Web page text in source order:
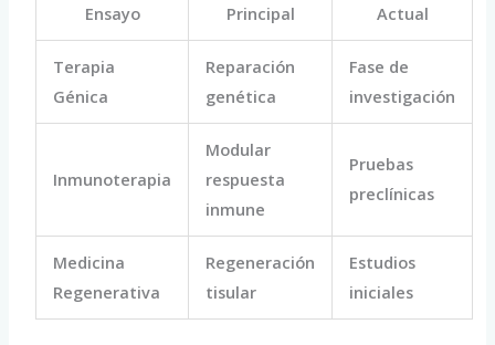
Ensayo
Principal
Actual
Terapia
Génica
Reparación
genética
Fase de
investigación
Inmunoterapia
Modular
respuesta
inmune
Pruebas
preclínicas
Medicina
Regenerativa
Regeneración
tisular
Estudios
iniciales